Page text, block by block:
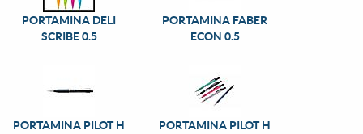
PORTAMINA DELI
SCRIBE 0.5
PORTAMINA FABER
ECON 0.5
PORTAMINA PILOT H
PORTAMINA PILOT H